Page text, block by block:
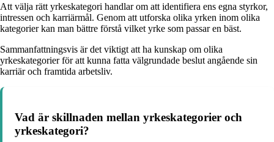
Att välja rätt yrkeskategori handlar om att identifiera ens egna styrkor,
intressen och karriärmål. Genom att utforska olika yrken inom olika
kategorier kan man bättre förstå vilket yrke som passar en bäst.
Sammanfattningsvis är det viktigt att ha kunskap om olika
yrkeskategorier för att kunna fatta välgrundade beslut angående sin
karriär och framtida arbetsliv.
Vad är skillnaden mellan yrkeskategorier och
yrkeskategori?